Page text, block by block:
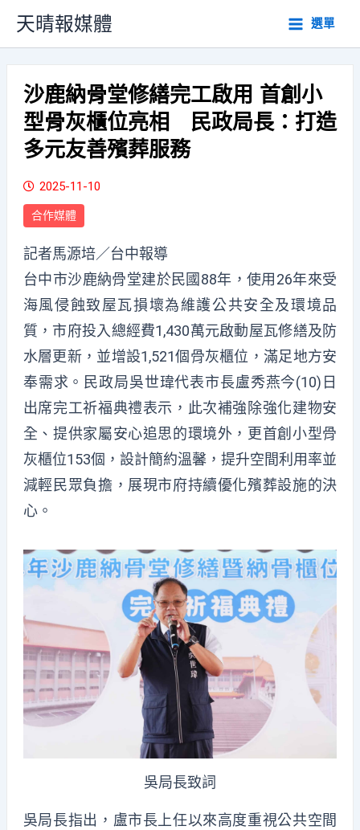
主
天晴報媒體 選單
沙鹿納骨堂修繕完工啟用 首創小
型骨灰櫃位亮相 民政局長：打造
多元友善殯葬服務
2025-11-10
合作媒體
記者馬源培／台中報導
台中市沙鹿納骨堂建於民國88年，使用26年來受
海風侵蝕致屋瓦損壞為維護公共安全及環境品
質，市府投入總經費1,430萬元啟動屋瓦修繕及防
水層更新，並增設1,521個骨灰櫃位，滿足地方安
奉需求。民政局吳世瑋代表市長盧秀燕今(10)日
出席完工祈福典禮表示，此次補強除強化建物安
全、提供家屬安心追思的環境外，更首創小型骨
灰櫃位153個，設計簡約溫馨，提升空間利用率並
減輕民眾負擔，展現市府持續優化殯葬設施的決
心。
吳局長致詞
吳局長指出，盧市長上任以來高度重視公共空間